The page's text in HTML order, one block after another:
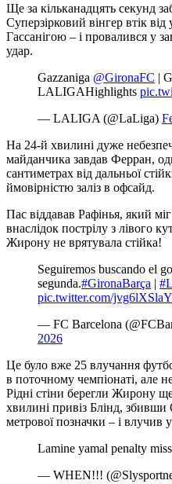
Ще за кільканадцять секунд
Суперзірковий вінгер втік
Гассанігою – і провалився у
удар.
Gazzaniga @GironaFC |
LALIGAHighlights
— LALIGA (@LaLiga)
На 24-й хвилині дуже
майданчика завдав Ферран,
сантиметрах від дальньої
ймовірністю заліз в офсайд.
Пас віддавав Рафінья, який
внаслідок пострілу з лівого
Жирону не врятувала стійка!
Seguiremos buscando el
segunda.#GironaBarça |
pic.twitter.com/jvg6lXSlaY
— FC Barcelona
2026
Це було вже 25 влучання
в поточному чемпіонаті, але
Рідні стіни берегли Жирону
хвилині привіз Блінд,
метрової позначки – і влучив
Lamine yamal penalty miss
— WHEN!!!